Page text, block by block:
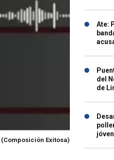
(Composición Exitosa)
Ate:
del
de